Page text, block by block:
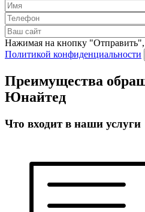
Нажимая на кнопку "Отправить",
Политикой конфиденциальности
Преимущества
Юнайтед
Что входит в наши услуги